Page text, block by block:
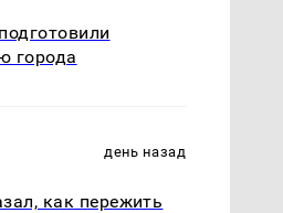
города
день назад
как пережить